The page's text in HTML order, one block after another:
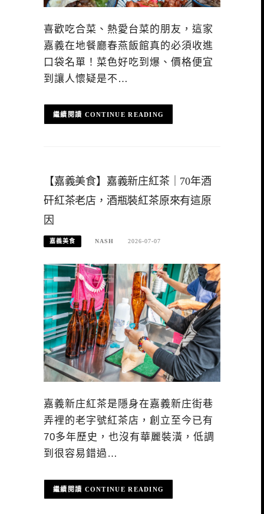
喜歡吃合菜、熱愛台菜的朋友，這家
嘉義在地餐廳春燕飯館真的必須收進
口袋名單！菜色好吃到爆、價格便宜
到讓人懷疑是不…
CONTINUE READING
【嘉義美食】嘉義新庄紅茶｜70年酒
矸紅茶老店，酒瓶裝紅茶原來有這原
因
嘉義美食 NASH 2026-07-07
嘉義新庄紅茶是隱身在嘉義新庄街巷
弄裡的老字號紅茶店，創立至今已有
70多年歷史，也沒有華麗裝潢，低調
到很容易錯過…
CONTINUE READING